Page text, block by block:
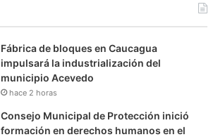
Fábrica de bloques en Caucagua
impulsará la industrialización del
municipio Acevedo
hace 2 horas
Consejo Municipal de Protección inició
formación en derechos humanos en el